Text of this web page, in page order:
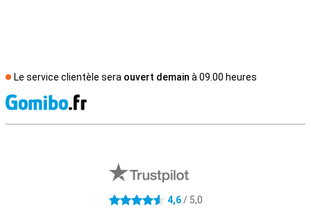
Le service clientèle sera ouvert demain à 09.00 heures
4.6 étoiles 4,6/ 5,0